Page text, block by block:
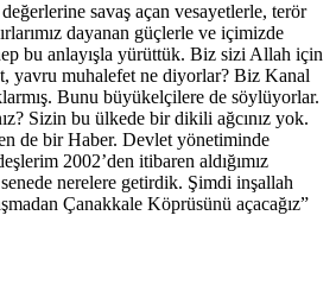
savaş açan vesayetlerle, terör
dayanan güçlerle ve içimizde
bu anlayışla yürüttük. Biz sizi Allah için
yavru muhalefet ne diyorlar? Biz Kanal
Bunu büyükelçilere de söylüyorlar.
Sizin bu ülkede bir dikili ağcınız yok.
de bir Haber. Devlet yönetiminde
2002’den itibaren aldığımız
nerelere getirdik. Şimdi inşallah
Çanakkale Köprüsünü açacağız”